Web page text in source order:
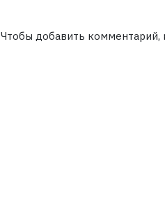
Чтобы добавить